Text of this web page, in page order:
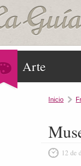
Arte
Inicio
12 de